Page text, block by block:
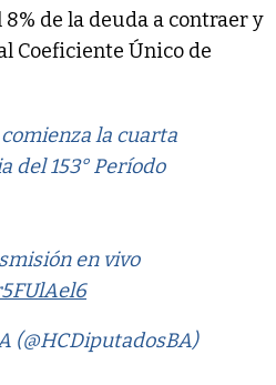
de la deuda a contraer y
Coeficiente Único de
la cuarta
del 153° Período
en vivo
(@HCDiputadosBA)